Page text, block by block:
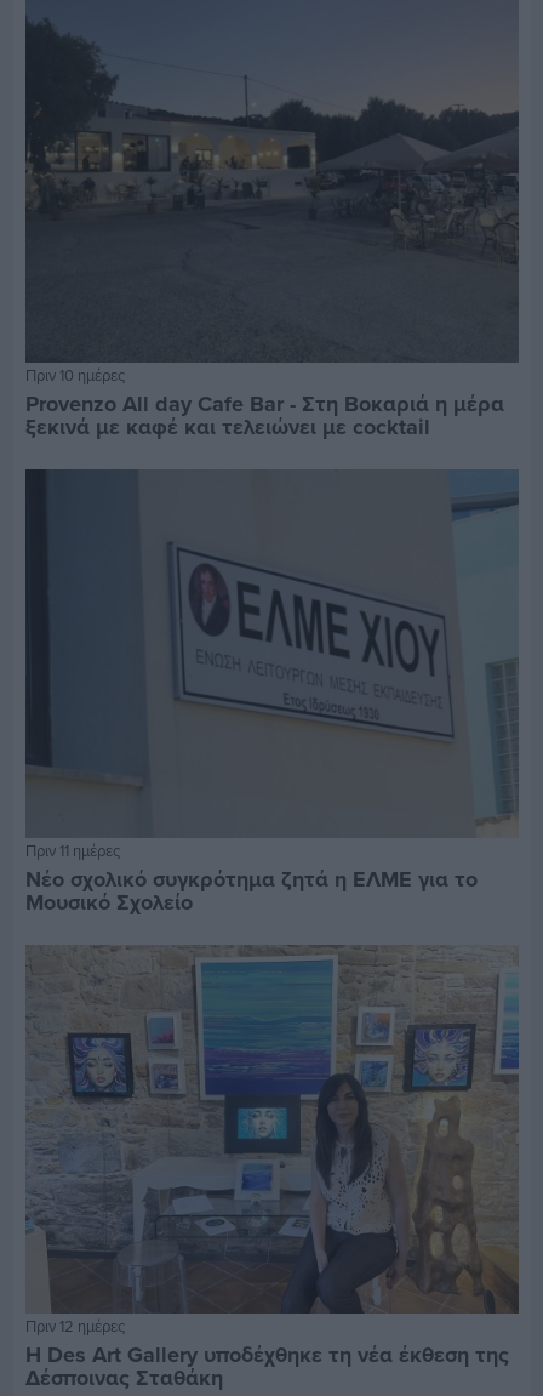
Πριν 10 ημέρες
Provenzo All day Cafe Bar - Στη Βοκαριά η μέρα
ξεκινά με καφέ και τελειώνει με cocktail
Πριν 11 ημέρες
Νέο σχολικό συγκρότημα ζητά η ΕΛΜΕ για το
Μουσικό Σχολείο
Πριν 12 ημέρες
Η Des Art Gallery υποδέχθηκε τη νέα έκθεση της
Δέσποινας Σταθάκη